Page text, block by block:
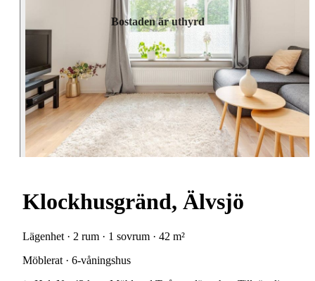
Bostaden är uthyrd
Klockhusgränd, Älvsjö
Lägenhet · 2 rum · 1 sovrum · 42 m²
Möblerat · 6-våningshus